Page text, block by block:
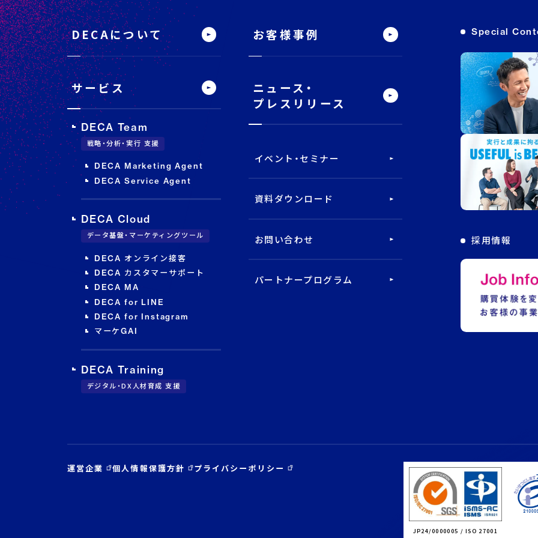
フ
ッ
タ
ー
サ
イ
ト
内
メ
ニ
ュ
DECAについて
サービス
DECA Team
戦略・分析・実行 支援
DECA Marketing Agent
DECA Service Agent
DECA Cloud
データ基盤・マーケティングツール
DECA オンライン接客
DECA カスタマーサポート
DECA MA
DECA for LINE
DECA for Instagram
マーケGAI
DECA Training
デジタル・DX人材育成 支援
お客様事例
ニュース・
プレスリリース
イベント・セミナー
資料ダウンロード
お問い合わせ
パートナープログラム
Special
採用情報
運営企業 個人情報保護方針 プライバシーポリシー
JP24/0000005 / ISO 27001